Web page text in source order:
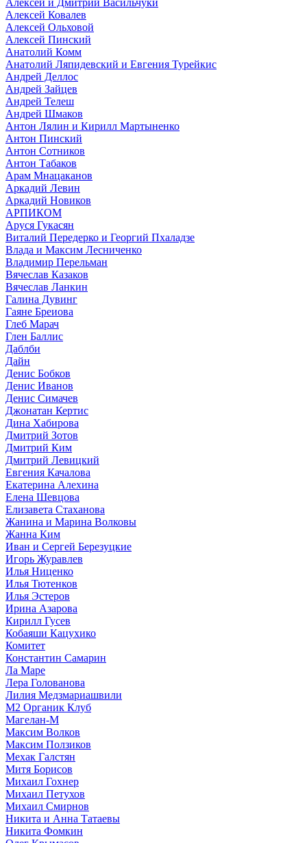
Алексей Ковалев
Алексей Ольховой
Алексей Пинский
Анатолий Комм
Анатолий Ляпидевский и Евгения Турейкис
Андрей Деллос
Андрей Зайцев
Андрей Телеш
Андрей Шмаков
Антон Лялин и Кирилл Мартыненко
Антон Пинский
Антон Сотников
Антон Табаков
Арам Мнацаканов
Аркадий Левин
Аркадий Новиков
АРПИКОМ
Аруся Гукасян
Виталий Передерко и Георгий Пхаладзе
Влада и Максим Лесниченко
Владимир Перельман
Вячеслав Казаков
Вячеслав Ланкин
Галина Дувинг
Гаяне Бреиова
Глеб Марач
Глен Баллис
Даблби
Дайн
Денис Бобков
Денис Иванов
Денис Симачев
Джонатан Кертис
Дина Хабирова
Дмитрий Зотов
Дмитрий Ким
Дмитрий Левицкий
Евгения Качалова
Екатерина Алехина
Елена Шевцова
Елизавета Стаханова
Жанина и Марина Волковы
Жанна Ким
Иван и Сергей Березуцкие
Игорь Журавлев
Илья Ниценко
Илья Тютенков
Илья Эстеров
Ирина Азарова
Кирилл Гусев
Кобаяши Кацухико
Комитет
Константин Самарин
Ла Маре
Лера Голованова
Лилия Медзмариашвили
М2 Органик Клуб
Магелан-М
Максим Волков
Максим Ползиков
Мехак Галстян
Митя Борисов
Михаил Гохнер
Михаил Петухов
Михаил Смирнов
Никита и Анна Татаевы
Никита Фомкин